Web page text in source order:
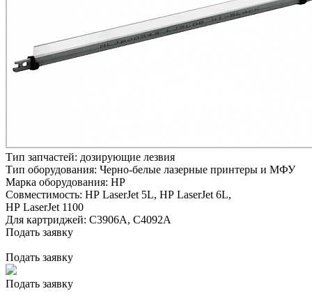
Тип запчастей: дозирующие лезвия
Тип оборудования: Черно-белые лазерные принтеры и МФУ
Марка оборудования: HP
Совместимость: HP LaserJet 5L, HP LaserJet 6L,
HP LaserJet 1100
Для картриджей: C3906A, C4092A
Подать заявку
Подать заявку
Подать заявку